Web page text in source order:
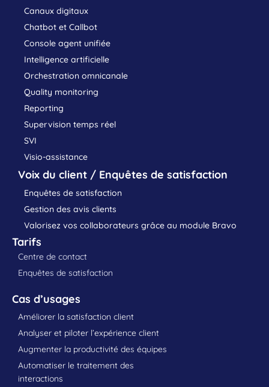
Canaux digitaux
Chatbot et Callbot
Console agent unifiée
Intelligence artificielle
Orchestration omnicanale
Quality monitoring
Reporting
Supervision temps réel
SVI
Visio-assistance
Voix du client / Enquêtes de satisfaction
Enquêtes de satisfaction
Gestion des avis clients
Valorisez vos collaborateurs grâce au module Bravo
Tarifs
Centre de contact
Enquêtes de satisfaction
Cas d’usages
Améliorer la satisfaction client
Analyser et piloter l’expérience client
Augmenter la productivité des équipes
Automatiser le traitement des
interactions